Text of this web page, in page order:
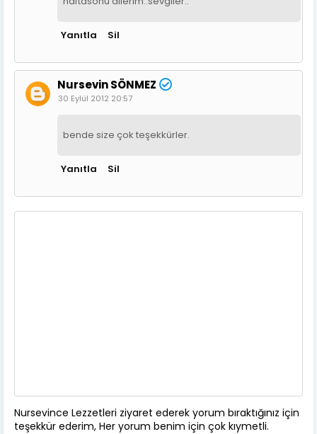
Yanıtla Sil
Nursevin SÖNMEZ
30 Eylül 2012 20:57
bende size çok teşekkürler.
Yanıtla Sil
Nursevince Lezzetleri ziyaret ederek yorum bıraktığınız için
teşekkür ederim, Her yorum benim için çok kıymetli.